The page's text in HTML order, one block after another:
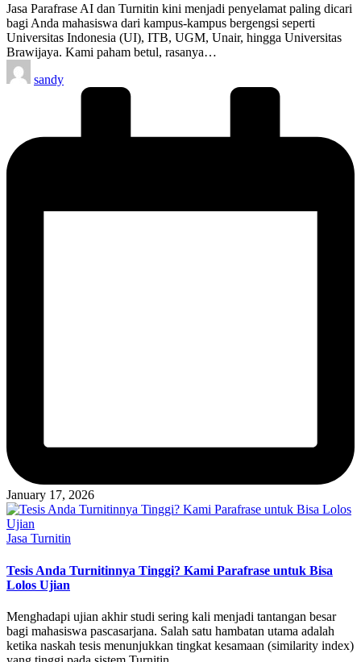
Jasa Parafrase AI dan Turnitin kini menjadi penyelamat paling dicari
bagi Anda mahasiswa dari kampus-kampus bergengsi seperti
Universitas Indonesia (UI), ITB, UGM, Unair, hingga Universitas
Brawijaya. Kami paham betul, rasanya…
Posted
by
sandy
January 17, 2026
Posted
Jasa Turnitin
Tesis Anda Turnitinnya Tinggi? Kami Parafrase untuk Bisa
Lolos Ujian
Menghadapi ujian akhir studi sering kali menjadi tantangan besar
bagi mahasiswa pascasarjana. Salah satu hambatan utama adalah
ketika naskah tesis menunjukkan tingkat kesamaan (similarity index)